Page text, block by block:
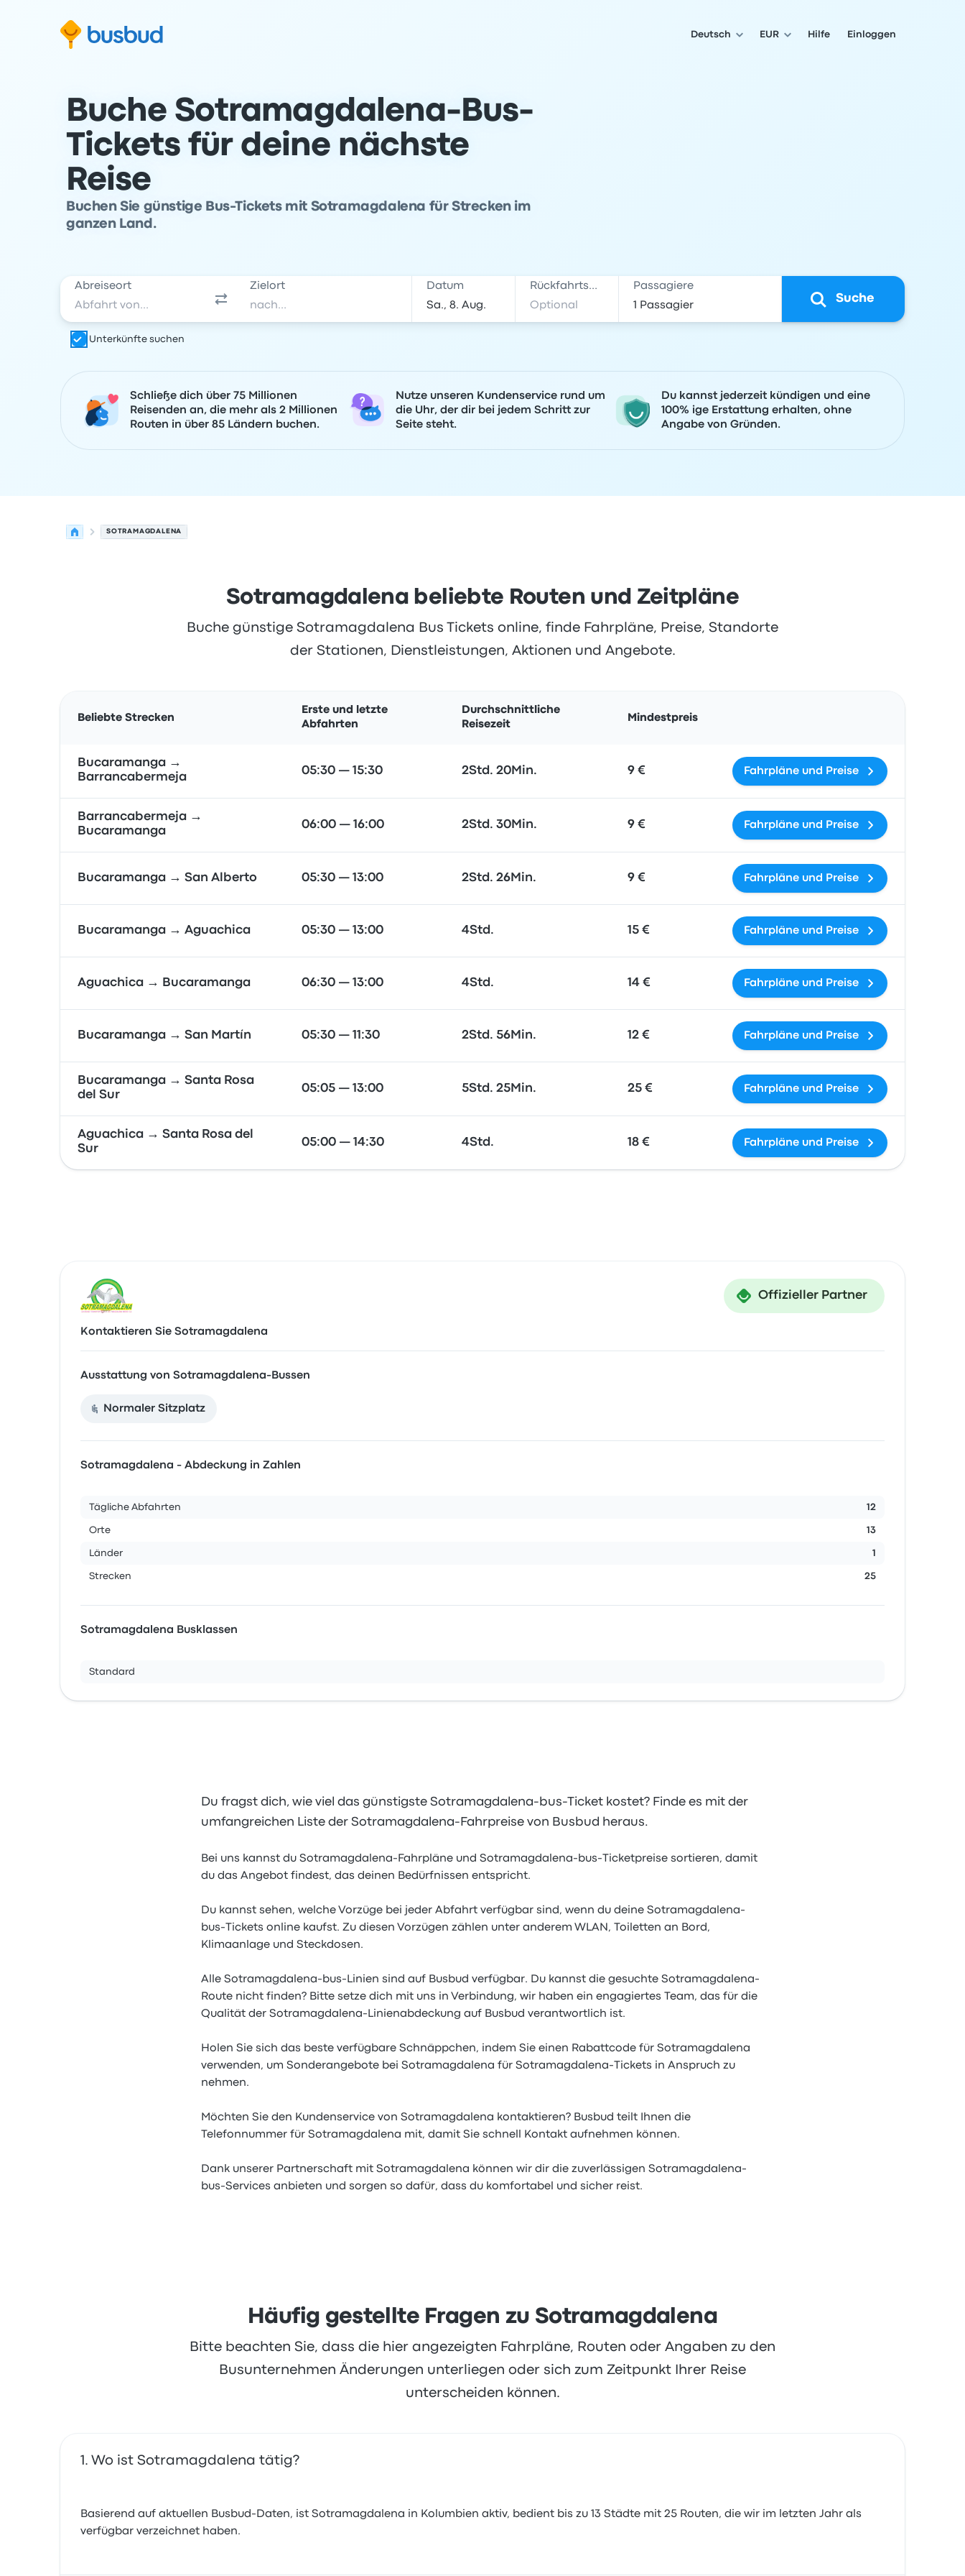
Suchformular springen
Zum Inhalt springen
Zur Fußzeile springen
Deutsch EUR Hilfe Einloggen
Buche Sotramagdalena-Bus-
Tickets für deine nächste
Reise
Buchen Sie günstige Bus-Tickets mit Sotramagdalena für Strecken im
ganzen Land.
Abreiseort Zielort Datum Rückfahrtsdatum Passagiere
Suche
Unterkünfte suchen
Schließe dich über 75 Millionen
Reisenden an, die mehr als 2 Millionen
Routen in über 85 Ländern buchen.
Nutze unseren Kundenservice rund um
die Uhr, der dir bei jedem Schritt zur
Seite steht.
Du kannst jederzeit kündigen und eine
100% ige Erstattung erhalten, ohne
Angabe von Gründen.
SOTRAMAGDALENA
Sotramagdalena beliebte Routen und Zeitpläne
Buche günstige Sotramagdalena Bus Tickets online, finde Fahrpläne, Preise, Standorte
der Stationen, Dienstleistungen, Aktionen und Angebote.
Beliebte Strecken
Erste und letzte
Abfahrten
Durchschnittliche
Reisezeit
Mindestpreis
Bucaramanga →
Barrancabermeja
05:30 — 15:30 2Std. 20Min. 9 € Fahrpläne und Preise
Barrancabermeja →
Bucaramanga
06:00 — 16:00 2Std. 30Min. 9 € Fahrpläne und Preise
Bucaramanga → San Alberto 05:30 — 13:00 2Std. 26Min. 9 € Fahrpläne und Preise
Bucaramanga → Aguachica 05:30 — 13:00 4Std. 15 € Fahrpläne und Preise
Aguachica → Bucaramanga 06:30 — 13:00 4Std. 14 € Fahrpläne und Preise
Bucaramanga → San Martín 05:30 — 11:30 2Std. 56Min. 12 € Fahrpläne und Preise
Bucaramanga → Santa Rosa
del Sur
05:05 — 13:00 5Std. 25Min. 25 € Fahrpläne und Preise
Aguachica → Santa Rosa del
Sur
05:00 — 14:30 4Std. 18 € Fahrpläne und Preise
Offizieller Partner
Kontaktieren Sie Sotramagdalena
Ausstattung von Sotramagdalena-Bussen
Normaler Sitzplatz
Sotramagdalena - Abdeckung in Zahlen
Tägliche Abfahrten 12
Orte 13
Länder 1
Strecken 25
Sotramagdalena Busklassen
Standard
Du fragst dich, wie viel das günstigste Sotramagdalena-bus-Ticket kostet? Finde es mit der
umfangreichen Liste der Sotramagdalena-Fahrpreise von Busbud heraus.
Bei uns kannst du Sotramagdalena-Fahrpläne und Sotramagdalena-bus-Ticketpreise sortieren, damit
du das Angebot findest, das deinen Bedürfnissen entspricht.
Du kannst sehen, welche Vorzüge bei jeder Abfahrt verfügbar sind, wenn du deine Sotramagdalena-
bus-Tickets online kaufst. Zu diesen Vorzügen zählen unter anderem WLAN, Toiletten an Bord,
Klimaanlage und Steckdosen.
Alle Sotramagdalena-bus-Linien sind auf Busbud verfügbar. Du kannst die gesuchte Sotramagdalena-
Route nicht finden? Bitte setze dich mit uns in Verbindung, wir haben ein engagiertes Team, das für die
Qualität der Sotramagdalena-Linienabdeckung auf Busbud verantwortlich ist.
Holen Sie sich das beste verfügbare Schnäppchen, indem Sie einen Rabattcode für Sotramagdalena
verwenden, um Sonderangebote bei Sotramagdalena für Sotramagdalena-Tickets in Anspruch zu
nehmen.
Möchten Sie den Kundenservice von Sotramagdalena kontaktieren? Busbud teilt Ihnen die
Telefonnummer für Sotramagdalena mit, damit Sie schnell Kontakt aufnehmen können.
Dank unserer Partnerschaft mit Sotramagdalena können wir dir die zuverlässigen Sotramagdalena-
bus-Services anbieten und sorgen so dafür, dass du komfortabel und sicher reist.
Häufig gestellte Fragen zu Sotramagdalena
Bitte beachten Sie, dass die hier angezeigten Fahrpläne, Routen oder Angaben zu den
Busunternehmen Änderungen unterliegen oder sich zum Zeitpunkt Ihrer Reise
unterscheiden können.
Wo ist Sotramagdalena tätig?
Basierend auf aktuellen Busbud-Daten, ist Sotramagdalena in Kolumbien aktiv, bedient bis zu 13 Städte mit 25 Routen, die wir im letzten Jahr als
verfügbar verzeichnet haben.